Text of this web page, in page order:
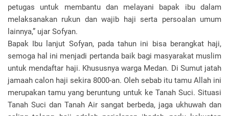
petugas untuk membantu dan melayani bapak ibu dalam
melaksanakan rukun dan wajib haji serta persoalan umum
lainnya,” ujar Sofyan.
Bapak Ibu lanjut Sofyan, pada tahun ini bisa berangkat haji,
semoga hal ini menjadi pertanda baik bagi masyarakat muslim
untuk mendaftar haji. Khususnya warga Medan. Di Sumut jatah
jamaah calon haji sekira 8000-an. Oleh sebab itu tamu Allah ini
merupakan tamu yang beruntung untuk ke Tanah Suci. Situasi
Tanah Suci dan Tanah Air sangat berbeda, jaga ukhuwah dan